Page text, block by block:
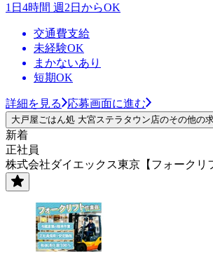
1日4時間 週2日からOK
交通費支給
未経験OK
まかないあり
短期OK
詳細を見る 応募画面に進む
大戸屋ごはん処 大宮ステラタウン店のその他の
新着
正社員
株式会社ダイエックス東京【フォークリ